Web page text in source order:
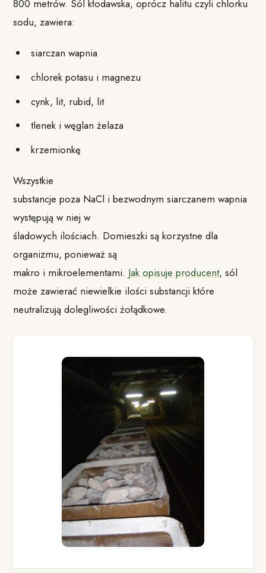
800 metrów. Sól kłodawska, oprócz halitu czyli chlorku
sodu, zawiera:
siarczan wapnia
chlorek potasu i magnezu
cynk, lit, rubid, lit
tlenek i węglan żelaza
krzemionkę
Wszystkie
substancje poza NaCl i bezwodnym siarczanem wapnia
występują w niej w
śladowych ilościach. Domieszki są korzystne dla
organizmu, ponieważ są
makro i mikroelementami. Jak opisuje producent, sól
może zawierać niewielkie ilości substancji które
neutralizują dolegliwości żołądkowe.